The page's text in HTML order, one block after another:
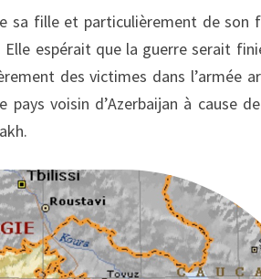
sa fille et particulièrement de son
espérait que la guerre serait
des victimes dans l’armée
voisin d’Azerbaijan à cause